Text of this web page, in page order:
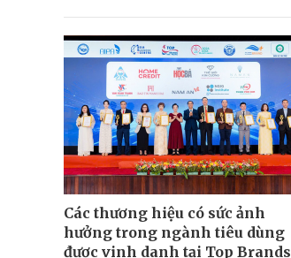
Các thương hiệu có sức ảnh
hưởng trong ngành tiêu dùng
được vinh danh tại Top Brands